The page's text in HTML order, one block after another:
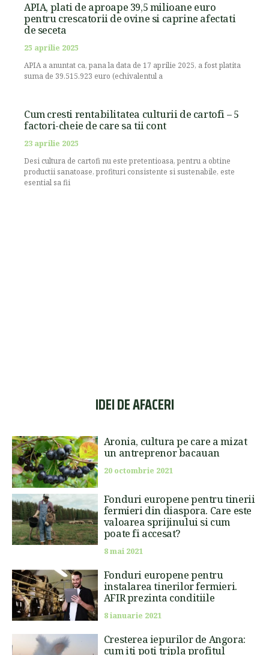
APIA, plati de aproape 39,5 milioane euro
pentru crescatorii de ovine si caprine afectati
de seceta
25 aprilie 2025
APIA a anuntat ca, pana la data de 17 aprilie 2025, a fost platita
suma de 39.515.923 euro (echivalentul a
Cum cresti rentabilitatea culturii de cartofi – 5
factori-cheie de care sa tii cont
23 aprilie 2025
Desi cultura de cartofi nu este pretentioasa, pentru a obtine
productii sanatoase, profituri consistente si sustenabile, este
esential sa fii
IDEI DE AFACERI
Aronia, cultura pe care a mizat
un antreprenor bacauan
20 octombrie 2021
Fonduri europene pentru tinerii
fermieri din diaspora. Care este
valoarea sprijinului si cum
poate fi accesat?
8 mai 2021
Fonduri europene pentru
instalarea tinerilor fermieri.
AFIR prezinta conditiile
8 ianuarie 2021
Cresterea iepurilor de Angora:
cum iti poti tripla profitul